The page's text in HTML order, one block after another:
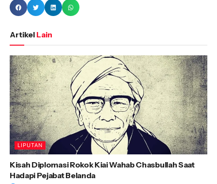
Artikel Lain
LIPUTAN
Kisah Diplomasi Rokok Kiai Wahab Chasbullah Saat
Hadapi Pejabat Belanda